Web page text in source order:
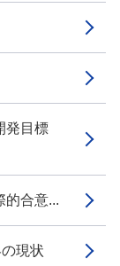
発目標
合意...
現状